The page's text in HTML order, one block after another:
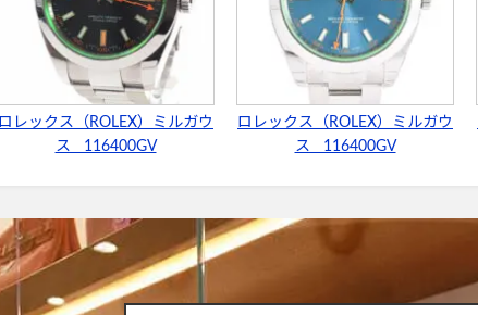
ロレックス（ROLEX）ミルガウ
ス 116400GV
ロレックス（ROLEX）ミルガウ
ス 116400GV